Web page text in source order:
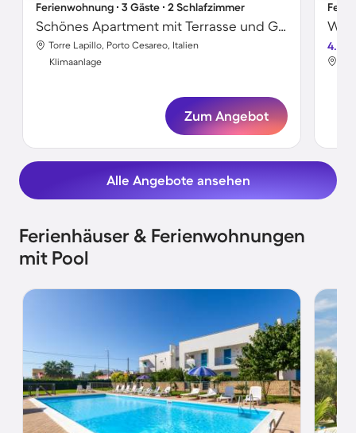
Ferienwohnung ∙ 3 Gäste ∙ 2 Schlafzimmer
Schönes Apartment mit Terrasse und Garten | Meerblick | Nah am Strand
Torre Lapillo, Porto Cesareo, Italien
Klimaanlage
Zum Angebot
4.0
Alle Angebote ansehen
Ferienhäuser & Ferienwohnungen
mit Pool